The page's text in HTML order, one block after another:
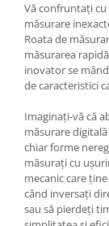
Vă confruntați cu
măsurare
Roata de
măsurarea
inovator se
de caracteristici
Imaginați-vă că
măsurare
chiar forme
măsurați cu
mecanic care
când inversați
sau să pierdeți